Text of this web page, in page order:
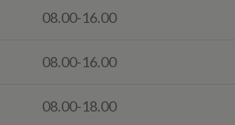
08.00-16.00
08.00-16.00
08.00-18.00